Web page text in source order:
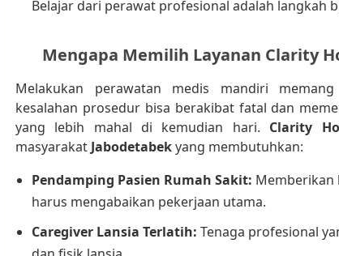
Belajar dari perawat profesional adalah langkah
Mengapa Memilih Layanan Clarity
Melakukan perawatan medis mandiri
kesalahan prosedur bisa berakibat fatal dan
yang lebih mahal di kemudian hari. Clarity
masyarakat Jabodetabekyang membutuhkan:
Pendamping Pasien Rumah Sakit: Memberikan
harus mengabaikan pekerjaan utama.
Caregiver Lansia Terlatih: Tenaga profesional